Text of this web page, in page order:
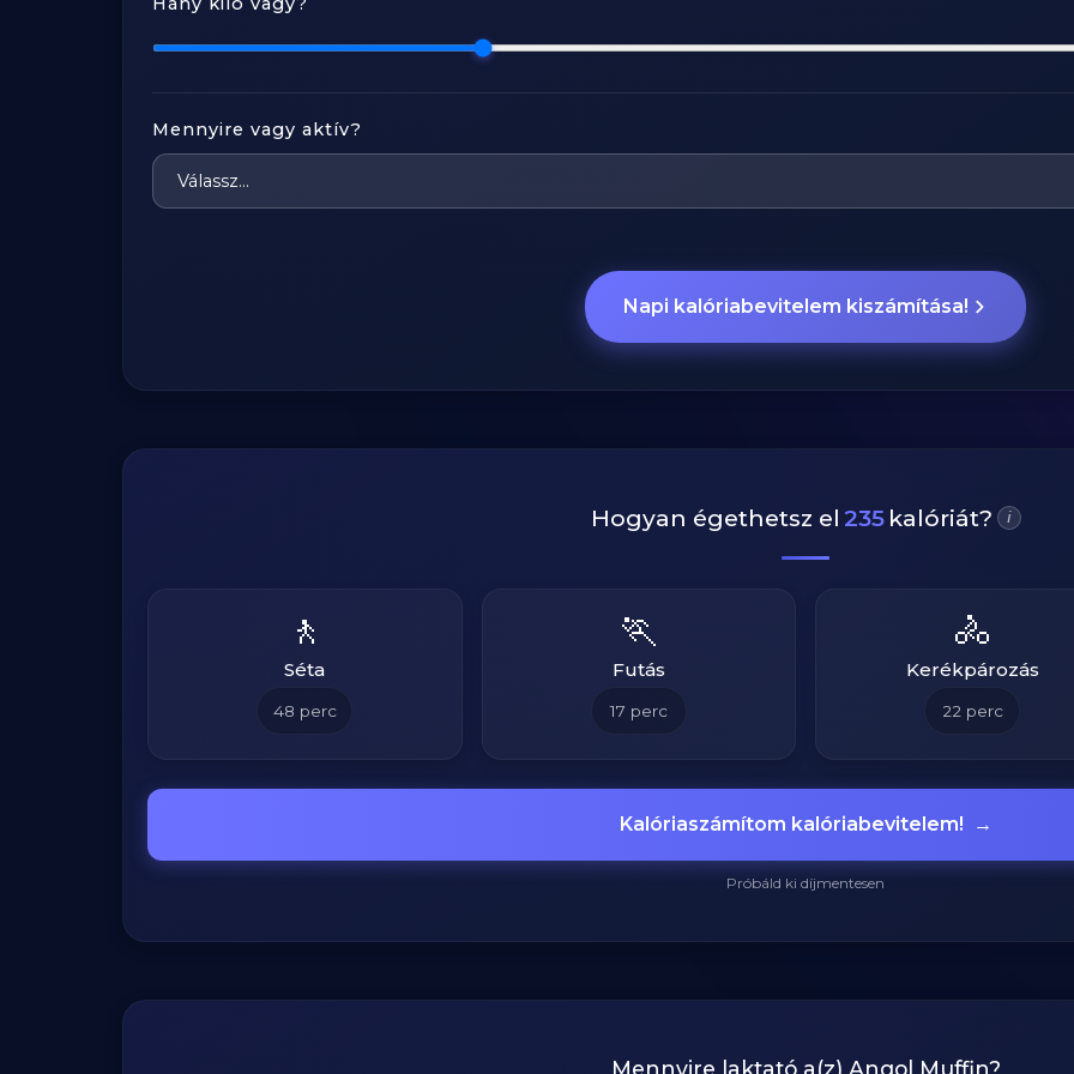
Mennyire vagy aktív?
Napi kalóriabevitelem kiszámítása!
Hogyan égethetsz el 235 kalóriát? i
🚶
Séta
48 perc
🏃
Futás
17 perc
🚴
Kerékpározás
22 perc
Kalóriaszámítom kalóriabevitelem! →
Próbáld ki díjmentesen
Mennyire laktató a(z) Angol Muffin?